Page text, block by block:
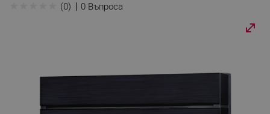
(0) 0 Въпроса